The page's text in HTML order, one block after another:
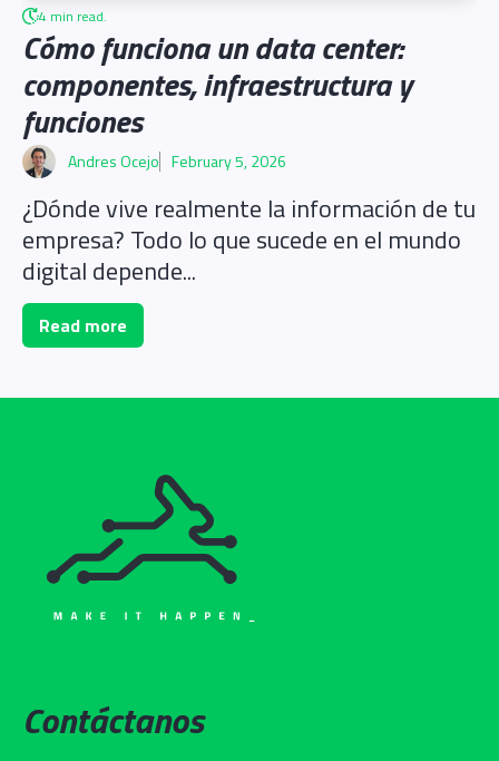
4 min read.
Cómo funciona un data center:
componentes, infraestructura y
funciones
Andres Ocejo February 5, 2026
¿Dónde vive realmente la información de tu
empresa? Todo lo que sucede en el mundo
digital depende...
Read more
Contáctanos